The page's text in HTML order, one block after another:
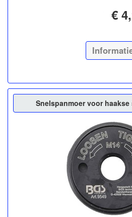
€
Snelspanmoer voor haakse